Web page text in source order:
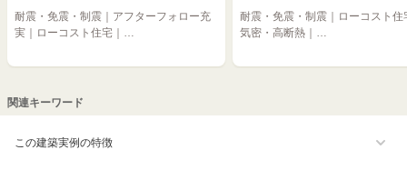
耐震・免震・制震｜アフターフォロー充
実｜ローコスト住宅｜…
耐震・免震・制震｜ローコスト住
気密・高断熱｜…
関連キーワード
この建築実例の特徴